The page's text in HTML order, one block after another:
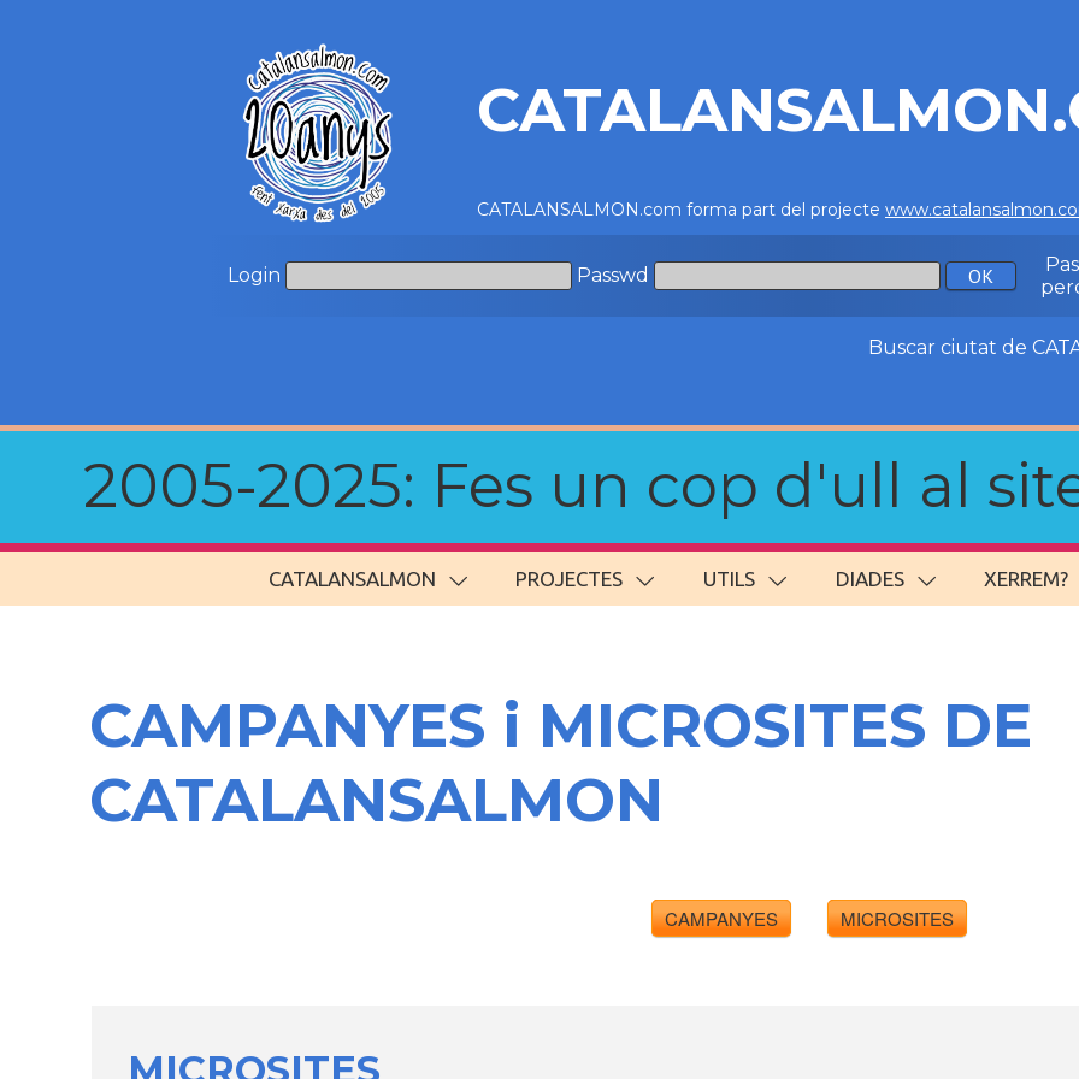
CATALANSALMON.com forma part del projecte
Login Passwd
Buscar ciutat de
2005-2025: Fes un cop d'ull al
CATALANSALMON PROJECTES UTILS DIADES XERREM?
CAMPANYES i MICROSITES DE
CATALANSALMON
CAMPANYES MICROSITES